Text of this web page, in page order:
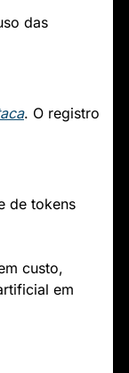
das
. O registro
de tokens
custo,
em